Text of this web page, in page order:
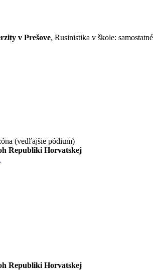
v Prešove, Rusinistika v škole:
(vedľajšie pódium)
Republiki Horvatskej
Republiki Horvatskej